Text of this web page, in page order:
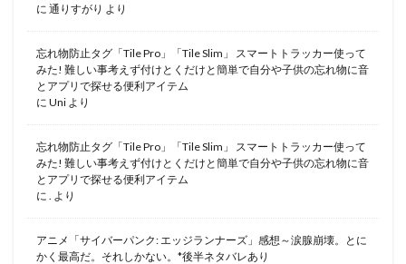
に 通りすがり より
忘れ物防止タグ「Tile Pro」「Tile Slim」 スマートトラッカー使って
みた! 難しい事考えず付けとくだけと簡単で自分や子供の忘れ物に音
とアプリで探せる便利アイテム
に Uni より
忘れ物防止タグ「Tile Pro」「Tile Slim」 スマートトラッカー使って
みた! 難しい事考えず付けとくだけと簡単で自分や子供の忘れ物に音
とアプリで探せる便利アイテム
に
より
アニメ「サイバーパンク: エッジランナーズ」感想～涙腺崩壊。とに
かく最高だ。それしかない。*後半ネタバレあり